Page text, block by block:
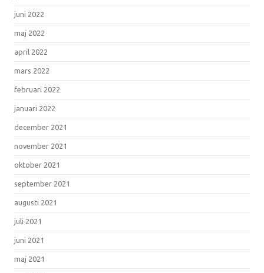
juni 2022
maj 2022
april 2022
mars 2022
februari 2022
januari 2022
december 2021
november 2021
oktober 2021
september 2021
augusti 2021
juli 2021
juni 2021
maj 2021